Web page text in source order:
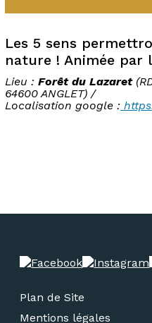
Les 5 sens
nature ! Animée par
Lieu : Forêt du Lazaret
64600 ANGLET) /
Localisation google :
Plan de Site
Mentions légales